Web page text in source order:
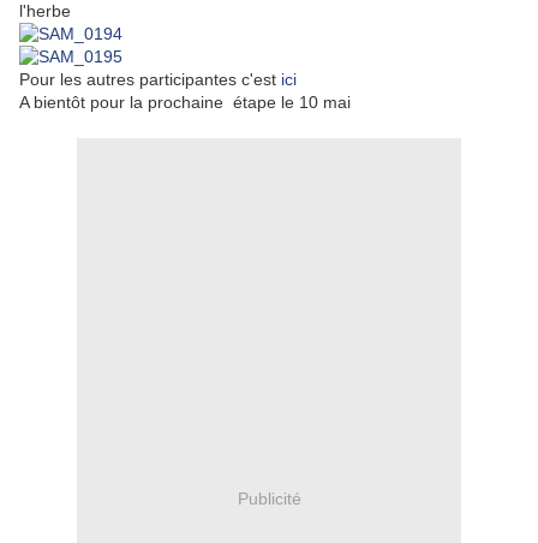
l'herbe
Pour les autres participantes c'est ici
A bientôt pour la prochaine étape le 10 mai
Publicité